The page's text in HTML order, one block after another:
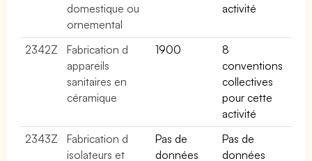
domestique ou
ornemental
activité
2342Z
Fabrication d
appareils
sanitaires en
céramique
1900
8
conventions
collectives
pour cette
activité
2343Z
Fabrication d
isolateurs et
Pas de
données
Pas de
données